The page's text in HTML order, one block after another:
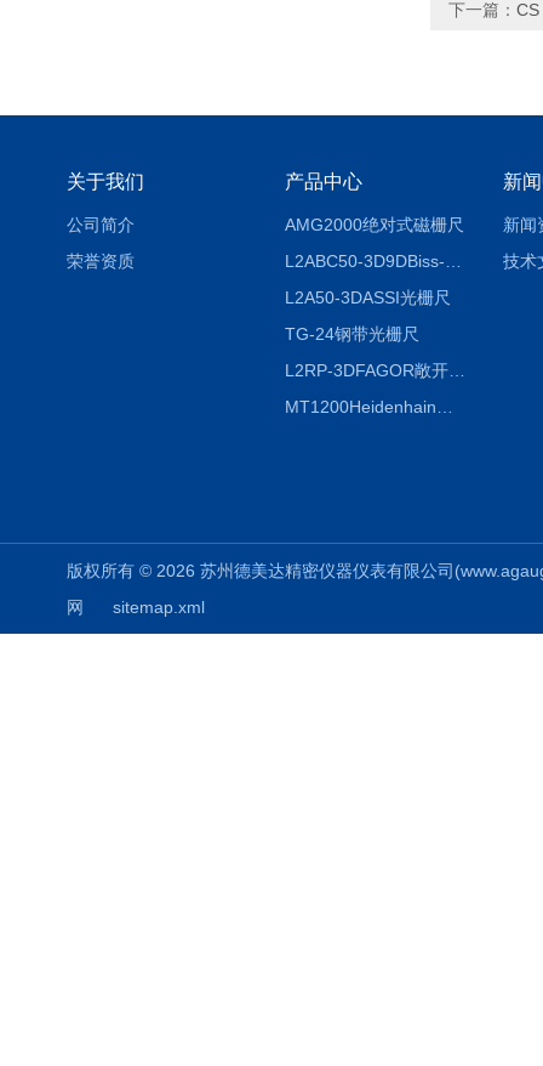
下一篇：
关于我们
公司简介
荣誉资质
产品中心
AMG2000绝对式磁栅尺
L2A50-3DASSI光栅尺
TG-24钢带光栅尺
L2RP-3DFAGOR敞开式光栅尺
新
新闻
技术
版权所有 © 2026 苏州德美达精密仪器仪表有限公司
网
sitemap.xml